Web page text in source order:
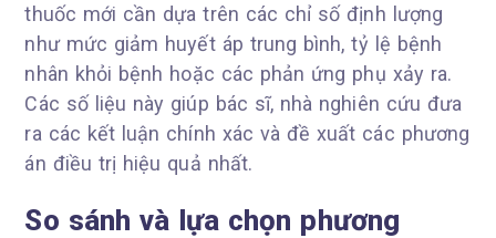
thuốc mới cần dựa trên các chỉ số định lượng
như mức giảm huyết áp trung bình, tỷ lệ bệnh
nhân khỏi bệnh hoặc các phản ứng phụ xảy ra.
Các số liệu này giúp bác sĩ, nhà nghiên cứu đưa
ra các kết luận chính xác và đề xuất các phương
án điều trị hiệu quả nhất.
So sánh và lựa chọn phương